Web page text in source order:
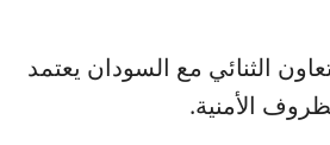
الثنائي مع السودان يعتمد
الأمنية.